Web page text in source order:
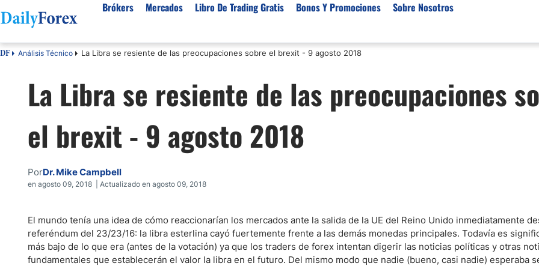
Brókers
España
Argentina
Rep. Dominicana
Mexico
Costa Rica
Guatemala
Cuba
El Salvador
Brokers Regulados
Brokers Para Scalping
Broker Oro
Brokers de Trading Automático
Lista de Mejores Prop
Empresas de Fondeo
Mercados
Divisas
EUR/USD
USD/COP
USD/PEN
Todas las Divisas
Materias Primas
Oro (XAU/USD)
Plata (XAG/USD)
Petróleo WTI
Todas las Materias Primas
Indices
Análisis Forex
Señales Forex Gratis
Libro De Trading Gratis Bonos Y Promociones Sobre Nosotros
Sobre Nosotros
Política editorial
Cómo generamos ingresos
Nuestra metodología
Por qué confiar en nosotros
DF Análisis Técnico La Libra se resiente de las preocupaciones sobre el brexit - 9 agosto 2018
La Libra se resiente de las preocupaciones
el brexit - 9 agosto 2018
PorDr. Mike Campbell
en agosto 09, 2018 | Actualizado en agosto 09, 2018
El mundo tenía una idea de cómo reaccionarían los mercados ante la salida de la UE del Reino Unido inmediatamente
referéndum del 23/23/16: la libra esterlina cayó fuertemente frente a las demás monedas principales. Todavía es
más bajo de lo que era (antes de la votación) ya que los traders de forex intentan digerir las noticias políticas y otras
fundamentales que establecerán el valor la libra en el futuro. Del mismo modo que nadie (bueno, casi nadie) esperaba